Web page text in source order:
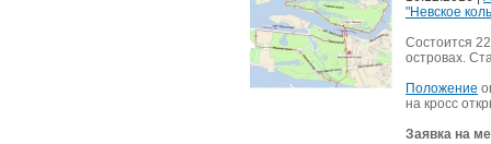
"Невское
Состоится
островах.
Положение
на кросс
Заявка на